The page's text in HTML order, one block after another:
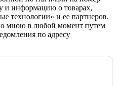
и информацию о товарах,
технологии» и ее партнеров.
мною в любой момент путем
по адресу